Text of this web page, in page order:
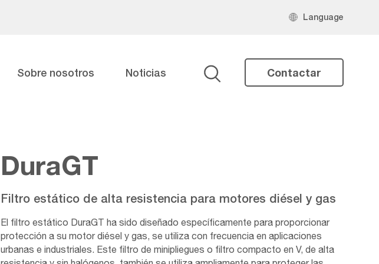
Language
Contactar
Sobre nosotros Noticias
DuraGT
Filtro estático de alta resistencia para motores diésel y gas
El filtro estático DuraGT ha sido diseñado específicamente para proporcionar
protección a su motor diésel y gas, se utiliza con frecuencia en aplicaciones
urbanas e industriales. Este filtro de minipliegues o filtro compacto en V, de alta